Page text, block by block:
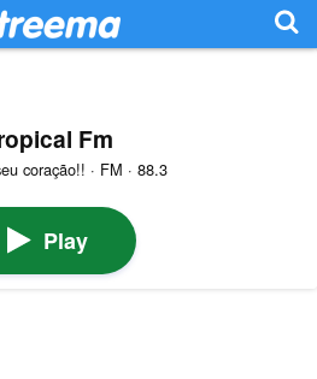
Fm
coração!! · FM · 88.3
Play